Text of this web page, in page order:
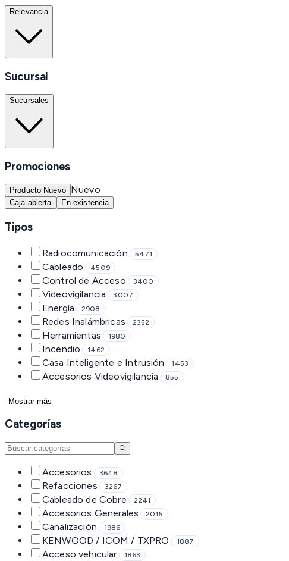
Relevancia
Sucursal
Sucursales
Promociones
Producto Nuevo Nuevo
Caja abierta En existencia
Tipos
Radiocomunicación 5471
Cableado 4509
Control de Acceso 3400
Videovigilancia 3007
Energía 2908
Redes Inalámbricas 2352
Herramientas 1980
Incendio 1462
Casa Inteligente e Intrusión 1453
Accesorios Videovigilancia 855
Mostrar más
Categorías
Accesorios 3648
Refacciones 3267
Cableado de Cobre 2241
Accesorios Generales 2015
Canalización 1986
KENWOOD / ICOM / TXPRO 1887
Acceso vehicular 1863